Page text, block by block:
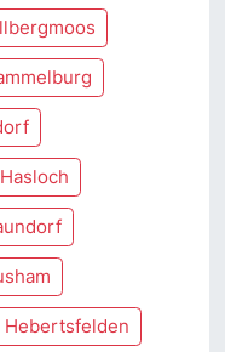
Hasloch
Hebertsfelden